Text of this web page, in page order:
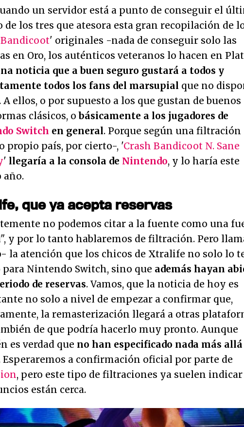
un servidor está a punto de conseguir el
de los tres que atesora esta gran recopilación de
' originales -nada de conseguir solo las
en Oro, los auténticos veteranos lo hacen en
noticia que a buen seguro gustará a todos y
todos los fans del marsupial que no
. A ellos, o por supuesto a los que gustan de buenos
clásicos, obásicamente a los jugadores de
Switch en general. Porque según una filtración
propio país, por cierto-, 'Crash Bandicoot N. Sane
' llegaría a la consola de Nintendo, y lo haría este
año.
que ya acepta reservas
no podemos citar a la fuente como una
y por lo tanto hablaremos de filtración. Pero
la atención que los chicos de Xtralife no solo lo
Nintendo Switch, sino que además hayan
de reservas. Vamos, que la noticia de hoy es
no solo a nivel de empezar a confirmar que,
la remasterización llegará a otras
de que podría hacerlo muy pronto. Aunque
es verdad que no han especificado nada más allá
Esperaremos a confirmación oficial por parte de
, pero este tipo de filtraciones ya suelen indicar
están cerca.